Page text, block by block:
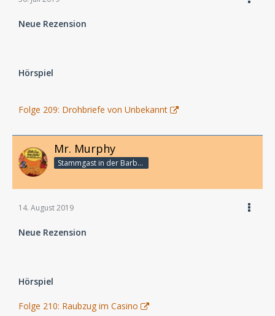
Neue Rezension
Hörspiel
Folge 209: Drohbriefe von Unbekannt
Mr. Murphy
Stammgast in der Barbarabar
14. August 2019
Neue Rezension
Hörspiel
Folge 210: Raubzug im Casino